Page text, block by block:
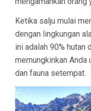
Ketika salju mulai
dengan lingkungan
ini adalah 90% hutan
memungkinkan Anda
dan fauna setempat.